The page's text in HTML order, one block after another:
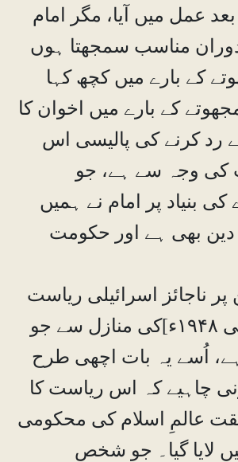
۳۰سال بعد عمل میں آیا، مگر امام
مناسب سمجھتا ہوں
کے بارے میں کچھ کہا
کے بارے میں اخوان کا
رد کرنے کی پالیسی اس
کی وجہ سے ہے، جو
کی بنیاد پر امام نے ہمیں
دین بھی ہے اور حکومت
ناجائز اسرائیلی ریاست
کے قیام [۱۴مئی ۱۹۴۸ء]کی منازل سے جو
اُسے یہ بات اچھی طرح
چاہیے کہ اس ریاست کا
عالمِ اسلام کی محکومی
لایا گیا۔ جو شخص